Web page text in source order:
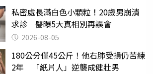
私密處長滿白色小顆粒！20歲男崩潰
求診 醫曝5大真相別再誤會
2026-08-05
180公分僅45公斤！他右肺受損仍苦練
2年 「紙片人」逆襲成健壯男